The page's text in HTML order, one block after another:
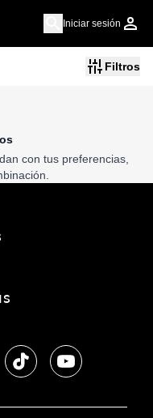
Iniciar sesión
Filtros
con tus preferencias,